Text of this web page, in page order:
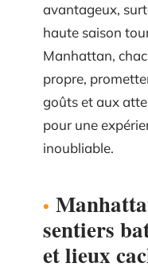
avantageux,
haute saison
Manhattan,
propre,
goûts et aux
pour une
inoubliable.
sentiers
et lieux